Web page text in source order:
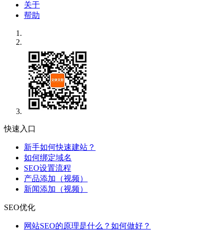
关于
帮助
快速入口
新手如何快速建站？
如何绑定域名
SEO设置流程
产品添加（视频）
新闻添加（视频）
SEO优化
网站SEO的原理是什么？如何做好？